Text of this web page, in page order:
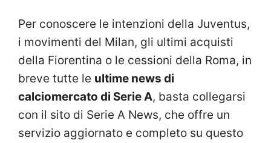
Per conoscere le intenzioni della Juventus,
i movimenti del Milan, gli ultimi acquisti
della Fiorentina o le cessioni della Roma, in
breve tutte le ultime news di
calciomercato di Serie A, basta collegarsi
con il sito di Serie A News, che offre un
servizio aggiornato e completo su questo